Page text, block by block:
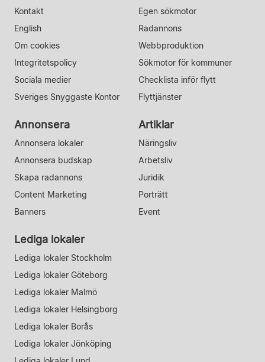
Kontakt
English
Om cookies
Integritetspolicy
Sociala medier
Sveriges Snyggaste Kontor
Egen sökmotor
Radannons
Webbproduktion
Sökmotor för kommuner
Checklista inför flytt
Flyttjänster
Annonsera
Annonsera lokaler
Annonsera budskap
Skapa radannons
Content Marketing
Banners
Artiklar
Näringsliv
Arbetsliv
Juridik
Porträtt
Event
Lediga lokaler
Lediga lokaler Stockholm
Lediga lokaler Göteborg
Lediga lokaler Malmö
Lediga lokaler Helsingborg
Lediga lokaler Borås
Lediga lokaler Jönköping